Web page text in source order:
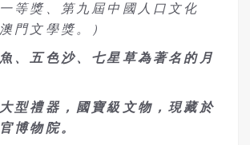
等獎、第九屆中國人口文化
門文學獎。）
、五色沙、七星草為著名的月
型禮器，國寶級文物，現藏於
博物院。